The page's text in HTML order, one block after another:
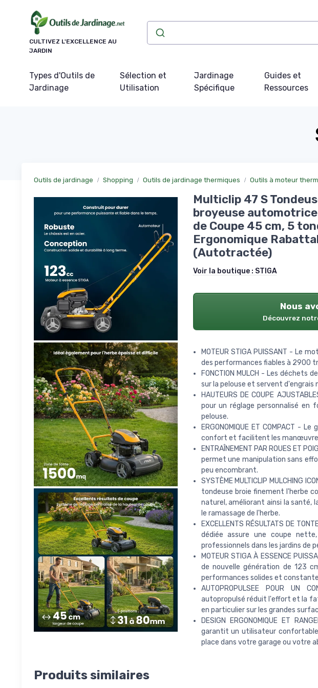
CULTIVEZ L'EXCELLENCE AU
JARDIN
Types d'Outils de
Jardinage
Sélection et
Utilisation
Jardinage
Spécifique
Guides et
Ressources
Outils de jardinage Shopping Outils de jardinage thermiques Outils à moteur
Multiclip 47 S
broyeuse
de Coupe 45 cm, 5
Ergonomique
(Autotractée)
Voir la boutique : STIGA
Nous
Découvrez
MOTEUR STIGA PUISSANT - Le
des performances fiables à 2900
FONCTION MULCH - Les
sur la pelouse et servent d'engrais
HAUTEURS DE COUPE
pour un réglage personnalisé
pelouse.
ERGONOMIQUE ET COMPACT -
confort et facilitent les
ENTRAÎNEMENT PAR ROUES ET
permet une manipulation sans
peu encombrant.
SYSTÈME MULTICLIP MULCHING
tondeuse broie finement l'herbe
naturel, améliorant ainsi la santé,
le ramassage de l'herbe.
EXCELLENTS RÉSULTATS DE
dédiée assure une coupe
professionnels dans les jardins de
MOTEUR STIGA À ESSENCE
de nouvelle génération de 123
performances solides et
AUTOPROPULSEE POUR UN
autopropulsé réduit l'effort et la
en particulier sur les grandes
DESIGN ERGONOMIQUE ET
garantit un utilisateur
place dans votre garage ou votre
Produits similaires